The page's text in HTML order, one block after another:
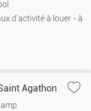
d'activité à louer - à
Agathon